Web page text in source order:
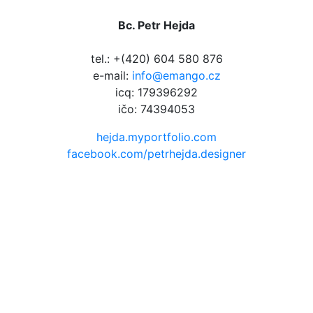
Bc. Petr Hejda
tel.: +(420) 604 580 876
e-mail: info@emango.cz
icq: 179396292
ičo: 74394053
hejda.myportfolio.com
facebook.com/petrhejda.designer